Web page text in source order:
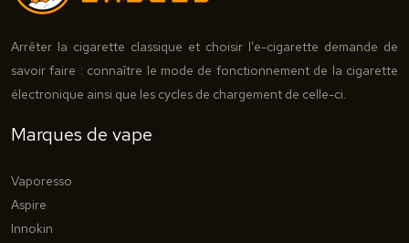
Arrêter la cigarette classique et choisir l’e-cigarette demande de
savoir faire : connaître le mode de fonctionnement de la cigarette
électronique ainsi que les cycles de chargement de celle-ci.
Marques de vape
Vaporesso
Aspire
Innokin